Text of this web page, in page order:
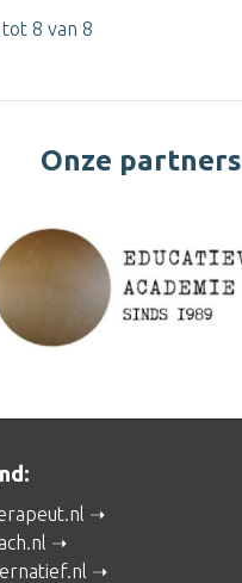
8 van 8
Onze partners